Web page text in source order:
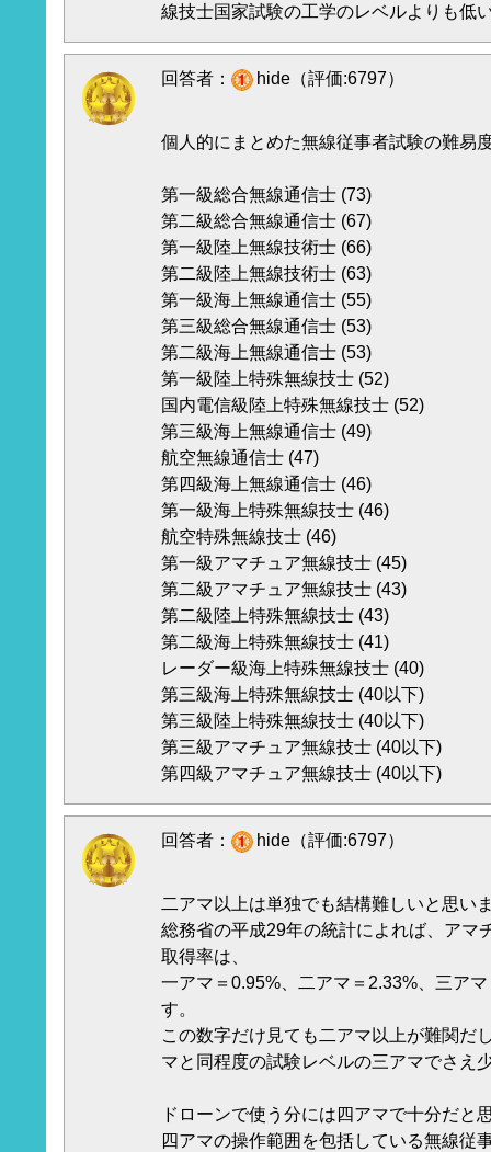
線技士国家試験の工学のレベルよりも低
回答者： hide（評価:6797）
個人的にまとめた無線従事者試験の難易
第一級総合無線通信士 (73)
第二級総合無線通信士 (67)
第一級陸上無線技術士 (66)
第二級陸上無線技術士 (63)
第一級海上無線通信士 (55)
第三級総合無線通信士 (53)
第二級海上無線通信士 (53)
第一級陸上特殊無線技士 (52)
国内電信級陸上特殊無線技士 (52)
第三級海上無線通信士 (49)
航空無線通信士 (47)
第四級海上無線通信士 (46)
第一級海上特殊無線技士 (46)
航空特殊無線技士 (46)
第一級アマチュア無線技士 (45)
第二級アマチュア無線技士 (43)
第二級陸上特殊無線技士 (43)
第二級海上特殊無線技士 (41)
レーダー級海上特殊無線技士 (40)
第三級海上特殊無線技士 (40以下)
第三級陸上特殊無線技士 (40以下)
第三級アマチュア無線技士 (40以下)
第四級アマチュア無線技士 (40以下)
回答者： hide（評価:6797）
二アマ以上は単独でも結構難しいと思い
総務省の平成29年の統計によれば、アマ
取得率は、
一アマ＝0.95%、二アマ＝2.33%、三ア
す。
この数字だけ見ても二アマ以上が難関だ
マと同程度の試験レベルの三アマでさえ
ドローンで使う分には四アマで十分だと
四アマの操作範囲を包括している無線従